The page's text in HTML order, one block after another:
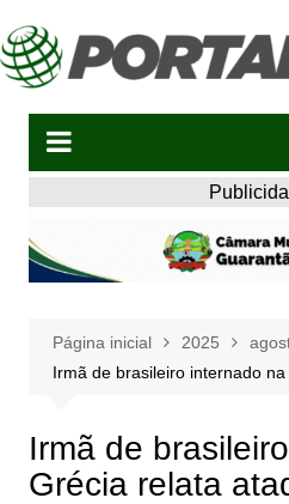
para
o
Página inicial 2025
Irmã de brasileiro internado
Irmã de
Grécia relata